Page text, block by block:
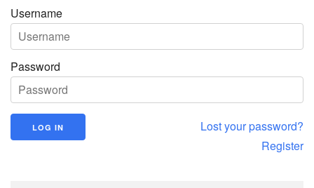
Username
Password
Lost your password?
Register